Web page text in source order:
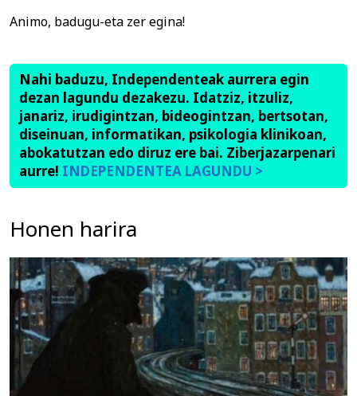
Animo, badugu-eta zer egina!
Nahi baduzu, Independenteak aurrera egin
dezan lagundu dezakezu. Idatziz, itzuliz,
janariz, irudigintzan, bideogintzan, bertsotan,
diseinuan, informatikan, psikologia klinikoan,
abokatutzan edo diruz ere bai. Ziberjazarpenari
aurre! INDEPENDENTEA LAGUNDU >
Honen harira